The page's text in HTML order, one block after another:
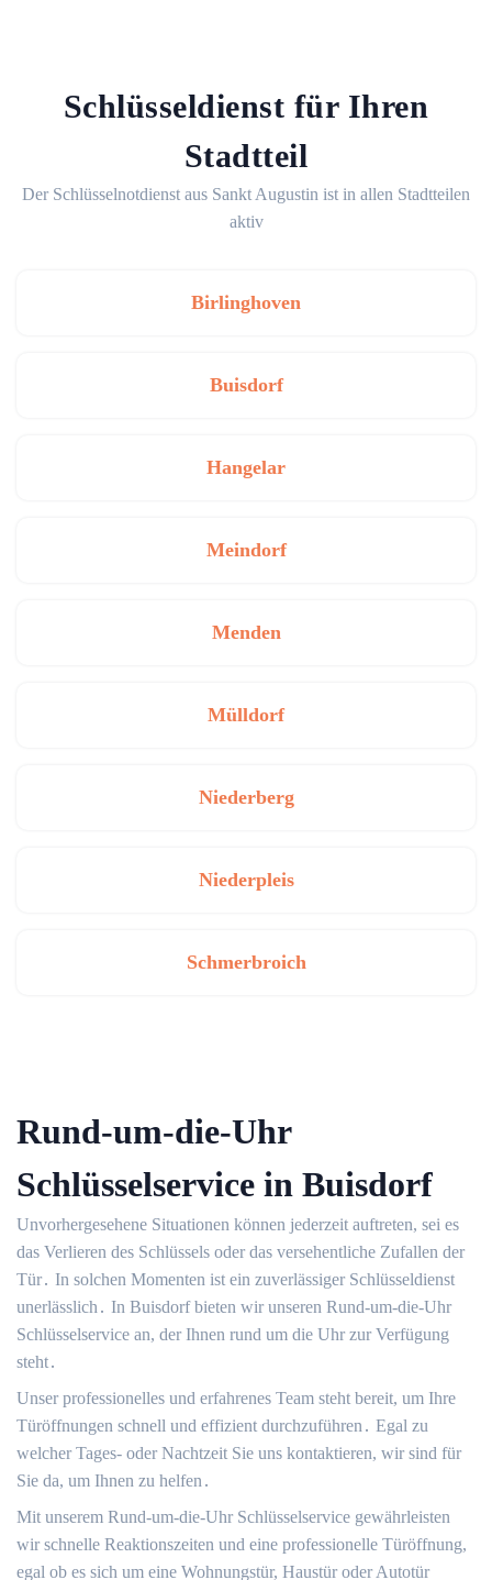
Schlüsseldienst für Ihren
Stadtteil
Der Schlüsselnotdienst aus Sankt Augustin ist in allen Stadtteilen
aktiv
Birlinghoven
Buisdorf
Hangelar
Meindorf
Menden
Mülldorf
Niederberg
Niederpleis
Schmerbroich
Rund-um-die-Uhr
Schlüsselservice in Buisdorf
Unvorhergesehene Situationen können jederzeit auftreten, sei es
das Verlieren des Schlüssels oder das versehentliche Zufallen der
Tür․ In solchen Momenten ist ein zuverlässiger Schlüsseldienst
unerlässlich․ In Buisdorf bieten wir unseren Rund-um-die-Uhr
Schlüsselservice an, der Ihnen rund um die Uhr zur Verfügung
steht․
Unser professionelles und erfahrenes Team steht bereit, um Ihre
Türöffnungen schnell und effizient durchzuführen․ Egal zu
welcher Tages- oder Nachtzeit Sie uns kontaktieren, wir sind für
Sie da, um Ihnen zu helfen․
Mit unserem Rund-um-die-Uhr Schlüsselservice gewährleisten
wir schnelle Reaktionszeiten und eine professionelle Türöffnung,
egal ob es sich um eine Wohnungstür, Haustür oder Autotür